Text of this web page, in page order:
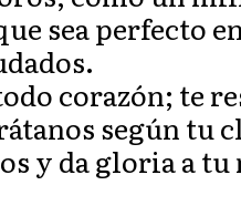
sea perfecto
corazón; te
según
y da gloria a tu